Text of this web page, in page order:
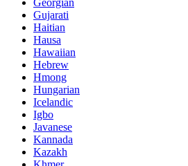
Georgian
Gujarati
Haitian
Hausa
Hawaiian
Hebrew
Hmong
Hungarian
Icelandic
Igbo
Javanese
Kannada
Kazakh